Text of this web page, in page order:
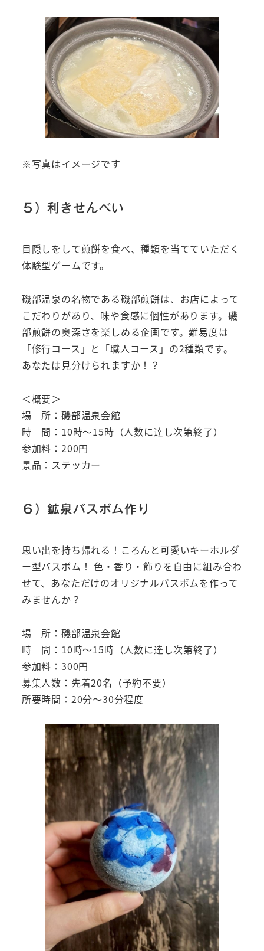
※写真はイメージです
５）利きせんべい
目隠しをして煎餅を食べ、種類を当てていただく
体験型ゲームです。
磯部温泉の名物である磯部煎餅は、お店によって
こだわりがあり、味や食感に個性があります。磯
部煎餅の奥深さを楽しめる企画です。難易度は
「修行コース」と「職人コース」の2種類です。
あなたは見分けられますか！？
＜概要＞
場 所：磯部温泉会館
時 間：10時～15時（人数に達し次第終了）
参加料：200円
景品：ステッカー
６）鉱泉バスボム作り
思い出を持ち帰れる！ころんと可愛いキーホルダ
ー型バスボム！ 色・香り・飾りを自由に組み合わ
せて、あなただけのオリジナルバスボムを作って
みませんか？
場 所：磯部温泉会館
時 間：10時～15時（人数に達し次第終了）
参加料：300円
募集人数：先着20名（予約不要）
所要時間：20分～30分程度